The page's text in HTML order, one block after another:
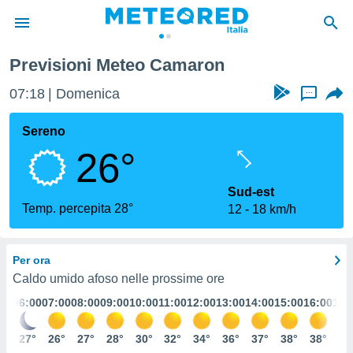
di
per
le
di
le
Previsioni Meteo Camaron
07:18 Domenica ...
Sereno
26°
Temp. percepita 28°
Sud-est
12
18 km/h
Per ora
Caldo umido afoso nelle prossime ore
06:00
27°
07:00
26°
08:00
27°
09:00
28°
10:00
30°
11:00
32°
12:00
34°
13:00
36°
14:00
37°
15:00
38°
16:00
38°